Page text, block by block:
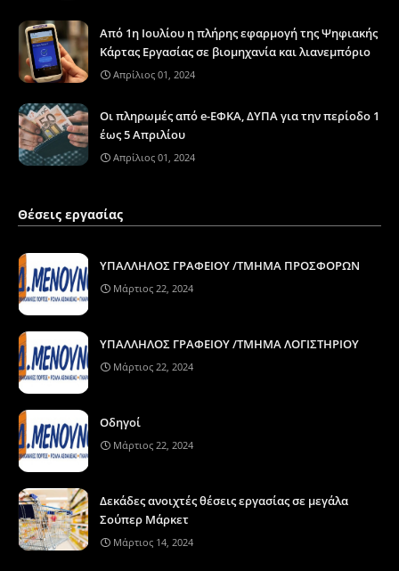
Από 1η Ιουλίου η πλήρης εφαρμογή της Ψηφιακής
Κάρτας Εργασίας σε βιομηχανία και λιανεμπόριο
Απρίλιος 01, 2024
Οι πληρωμές από e-ΕΦΚΑ, ΔΥΠΑ για την περίοδο 1
έως 5 Απριλίου
Απρίλιος 01, 2024
Θέσεις εργασίας
ΥΠΑΛΛΗΛΟΣ ΓΡΑΦΕΙΟΥ /ΤΜΗΜΑ ΠΡΟΣΦΟΡΩΝ
Μάρτιος 22, 2024
ΥΠΑΛΛΗΛΟΣ ΓΡΑΦΕΙΟΥ /ΤΜΗΜΑ ΛΟΓΙΣΤΗΡΙΟΥ
Μάρτιος 22, 2024
Οδηγοί
Μάρτιος 22, 2024
Δεκάδες ανοιχτές θέσεις εργασίας σε μεγάλα
Σούπερ Μάρκετ
Μάρτιος 14, 2024